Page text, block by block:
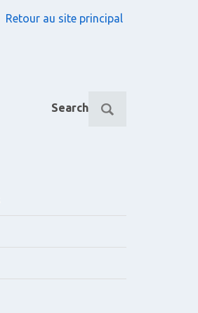
Retour au site principal
e
Search